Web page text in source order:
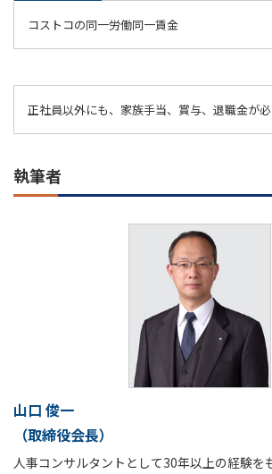
コストコの同一労働同一賃金
正社員以外にも、家族手当、賞与、退職金が必
執筆者
山口 俊一
（取締役会長）
人事コンサルタントとして30年以上の経験を